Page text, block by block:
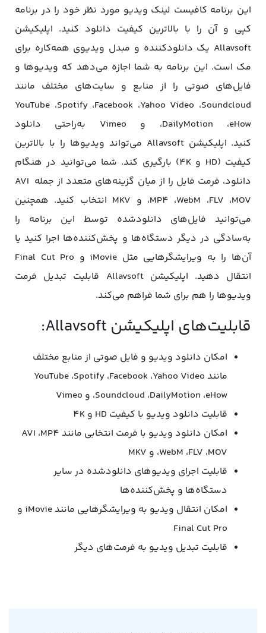
این برنامه کافیست لینک ویدیو مورد نظر خود را در برنامه
کپی و آن را با بالاترین کیفیت دانلود کنید. اپلیکیشن
Allavsoft یک دانلودکننده و مبدل ویدیوی همه‌کاره برای
مک است. این برنامه به شما اجازه می‌دهد که ویدیوها و
فایل‌های صوتی را از منابع و سایت‌های مختلف مانند
YouTube ،Spotify ،Facebook ،Yahoo Video ،Soundcloud
،DailyMotion ،eHow و Vimeo به‌راحتی دانلود
کنید. اپلیکیشن Allavsoft می‌تواند ویدیوها را با بالاترین
کیفیت (HD و 4K) بارگیری کند. شما می‌توانید در هنگام
دانلود، فرمت فایل‌ را از میان گزینه‌های متعدد از جمله AVI
،MP4 ،WebM ،FLV ،MOV و MKV انتخاب کنید. همچنین
می‌توانید فایل‌های دانلودشده توسط این برنامه را
به‌سادگی در دیگر دستگاه‌ها و پخش‌کننده‌ها اجرا کنید یا
آن‌ها را به ویرایشگرهایی مثل iMovie و Final Cut Pro
انتقال دهید. اپلیکیشن Allavsoft قابلیت تبدیل فرمت
ویدیوها را هم برای شما فراهم می‌کند.
قابلیت‌های اپلیکیشن Allavsoft:
امکان دانلود ویدیو و فایل صوتی از منابع مختلف
مانند YouTube ،Spotify ،Facebook ،Yahoo Video
،Soundcloud ،DailyMotion ،eHow و Vimeo
قابلیت دانلود ویدیو با کیفیت HD و 4K
امکان دانلود ویدیو با فرمت انتخابی مانند AVI ،MP4
،WebM ،FLV ،MOV و MKV
قابلیت اجرای ویدیوهای دانلودشده در سایر
دستگاه‌ها و پخش‌کننده‌ها
امکان انتقال ویدیو به ویرایشگرهایی مانند iMovie و
Final Cut Pro
قابلیت تبدیل ویدیو به فرمت‌های دیگر